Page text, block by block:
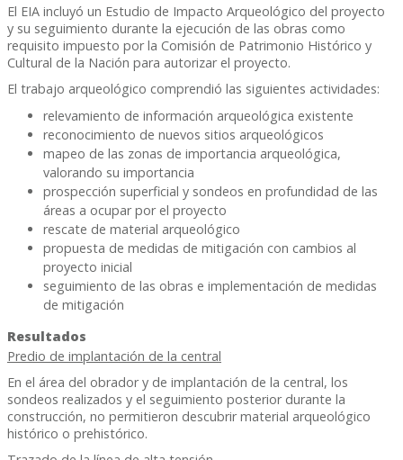
El EIA incluyó un Estudio de Impacto Arqueológico del proyecto
y su seguimiento durante la ejecución de las obras como
requisito impuesto por la Comisión de Patrimonio Histórico y
Cultural de la Nación para autorizar el proyecto.
El trabajo arqueológico comprendió las siguientes actividades:
relevamiento de información arqueológica existente
reconocimiento de nuevos sitios arqueológicos
mapeo de las zonas de importancia arqueológica,
valorando su importancia
prospección superficial y sondeos en profundidad de las
áreas a ocupar por el proyecto
rescate de material arqueológico
propuesta de medidas de mitigación con cambios al
proyecto inicial
seguimiento de las obras e implementación de medidas
de mitigación
Resultados
Predio de implantación de la central
En el área del obrador y de implantación de la central, los
sondeos realizados y el seguimiento posterior durante la
construcción, no permitieron descubrir material arqueológico
histórico o prehistórico.